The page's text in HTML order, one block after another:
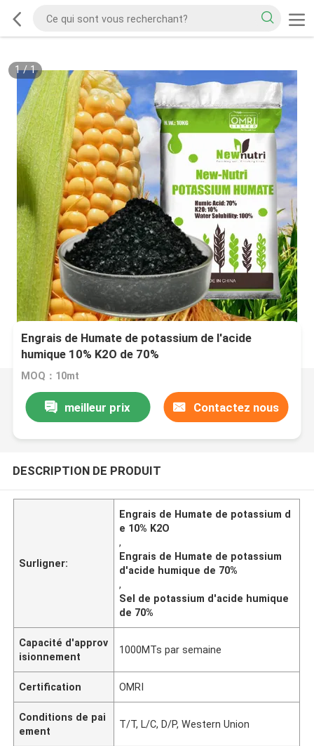
1/1
Engrais de Humate de potassium de l'acide
humique 10% K2O de 70%
MOQ：10mt
meilleur prix Contactez nous
DESCRIPTION DE PRODUIT
Surligner:
Engrais de Humate de potassium d
e 10% K2O
,
Engrais de Humate de potassium
d'acide humique de 70%
,
Sel de potassium d'acide humique
de 70%
Capacité d'approv
isionnement
1000MTs par semaine
Certification OMRI
Conditions de pai
ement
T/T, L/C, D/P, Western Union